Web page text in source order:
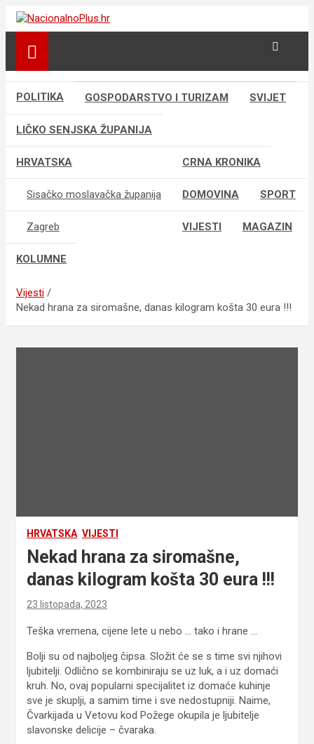
t
o
o
t
NacionalnoPlus.hr
Nacija želi znati više
POLITIKA GOSPODARSTVO I TURIZAM SVIJET
LIČKO SENJSKA ŽUPANIJA
HRVATSKA
Sisačko moslavačka županija
Zagreb
CRNA KRONIKA
DOMOVINA SPORT
VIJESTI MAGAZIN
KOLUMNE
Vijesti
Nekad hrana za siromašne, danas kilogram košta 30 eura !!!
HRVATSKA VIJESTI
Nekad hrana za siromašne,
danas kilogram košta 30 eura !!!
23 listopada, 2023
Teška vremena, cijene lete u nebo … tako i hrane …
Bolji su od najboljeg čipsa. Složit će se s time svi njihovi
ljubitelji. Odlično se kombiniraju se uz luk, a i uz domaći
kruh. No, ovaj popularni specijalitet iz domaće kuhinje
sve je skuplji, a samim time i sve nedostupniji. Naime,
Čvarkijada u Vetovu kod Požege okupila je ljubitelje
slavonske delicije – čvaraka.